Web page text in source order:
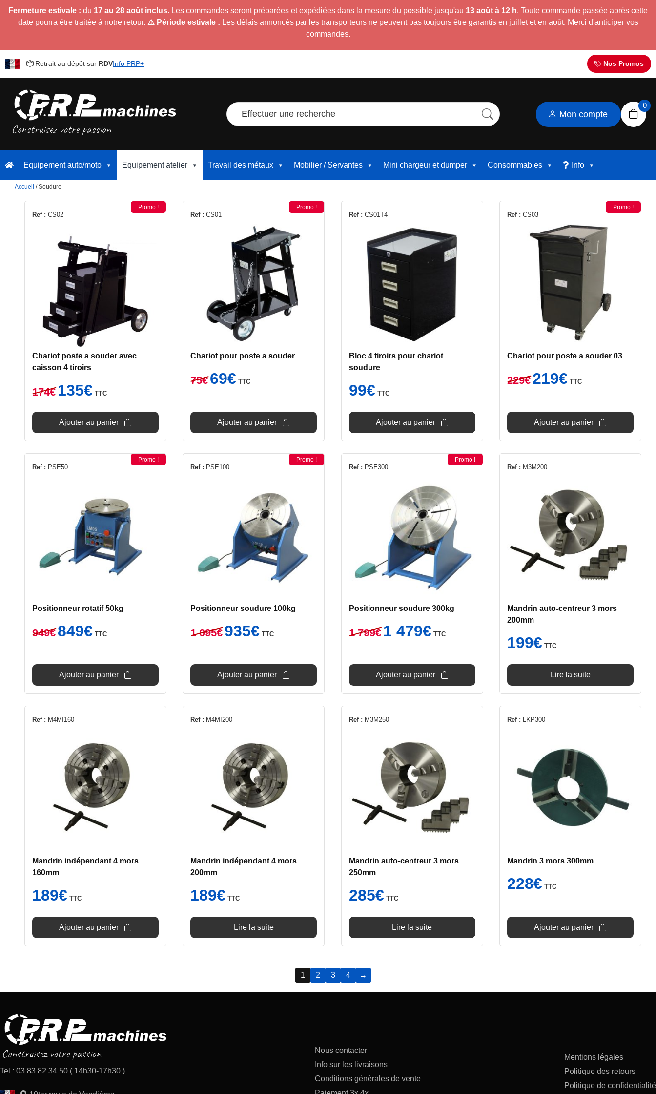
Fermeture estivale : du 17 au 28 août inclus. Les commandes seront préparées et expédiées dans la mesure du possible jusqu'au 13 août à 12 h. Toute commande passée après cette
date pourra être traitée à notre retour. ⚠️ Période estivale : Les délais annoncés par les transporteurs ne peuvent pas toujours être garantis en juillet et en août. Merci d'anticiper vos
commandes.
Retrait au dépôt sur RDVInfo PRP+ Nos Promos
Effectuer une recherche Mon compte
0
Equipement auto/moto Equipement atelier Travail des métaux Mobilier / Servantes Mini chargeur et dumper Consommables Info
Accueil / Soudure
Ref : CS02
Promo !
Chariot poste a souder avec
caisson 4 tiroirs
174€
Le
prix
était :
135€prix
est :
TTC
Ajouter au panier
Ref : CS01
Promo !
Chariot pour poste a souder
75€
Le
prix
75€.
69€prix
69€.
TTC
Ajouter au panier
Ref : CS01T4
Bloc 4 tiroirs pour chariot
soudure
99€ TTC
Ajouter au panier
Ref : CS03
Promo !
Chariot pour poste a souder 03
229€
Le
prix
229€.
219€prix
219€.
TTC
Ajouter au panier
Ref : PSE50
Promo !
Positionneur rotatif 50kg
949€
Le
prix
949€.
849€prix
849€.
TTC
Ajouter au panier
Ref : PSE100
Promo !
Positionneur soudure 100kg
1 095€
Le
prix
1
935€prix
935€.
TTC
Ajouter au panier
Ref : PSE300
Promo !
Positionneur soudure 300kg
1 799€
Le
prix
1
1 479€prix
1
TTC
Ajouter au panier
Ref : M3M200
Mandrin auto-centreur 3 mors
200mm
199€ TTC
Lire la suite
Ref : M4MI160
Mandrin indépendant 4 mors
160mm
189€ TTC
Ajouter au panier
Ref : M4MI200
Mandrin indépendant 4 mors
200mm
189€ TTC
Lire la suite
Ref : M3M250
Mandrin auto-centreur 3 mors
250mm
285€ TTC
Lire la suite
Ref : LKP300
Mandrin 3 mors 300mm
228€ TTC
Ajouter au panier
1 2 3 4 →
Tel : 03 83 82 34 50 ( 14h30-17h30 )
Nous contacter
Info sur les livraisons
Conditions générales de vente
Mentions légales
Politique des retours
Politique de confidentialité